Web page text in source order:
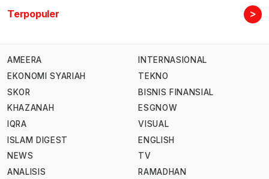
Terpopuler >
AMEERA
EKONOMI SYARIAH
SKOR
KHAZANAH
IQRA
ISLAM DIGEST
NEWS
ANALISIS
INTERNASIONAL
TEKNO
BISNIS FINANSIAL
ESGNOW
VISUAL
ENGLISH
TV
RAMADHAN